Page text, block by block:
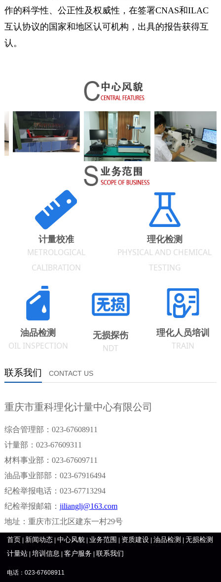
作的科学性、公正性及权威性，在签署CNAS和ILAC
互认协议的国家和地区认可机构，出具的报告获得互
认。
计量校准
METROLOGICAL
CALIBRATION
理化检测
PHYSICAL AND CHEMICAL
TESTING
油品检测
OIL INSPECTION
无损探伤
NDT
理化人员培训
TRAIN
联系我们 CONTACT US
重庆市重科理化计量中心有限公司
综合管理部：023-67608911
计量部：023-67609311
材料事业部：023-67609711
油品事业部部：023-67916494
纪检举报电话： 023-67713294
纪检举报邮箱： jilianglj@163.com
地址：重庆市江北区建东一村29号
首页 新闻动态 |中心风貌 业务范围 资质建设 |油品检测 |无损检测
计量站 |培训信息 |客户服务 |联系我们
电话：023-67608911